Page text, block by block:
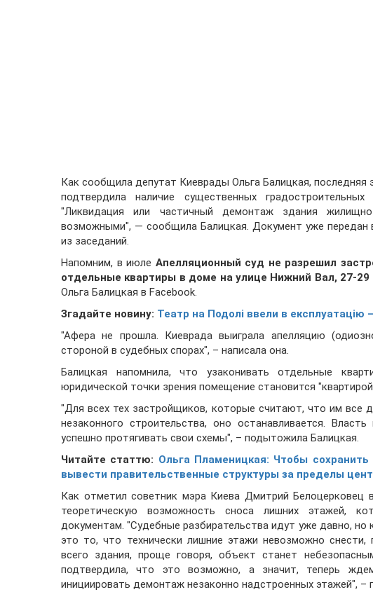
Как сообщила депутат Киеврады Ольга Балицкая, последняя
подтвердила наличие существенных
"Ликвидация или частичный демонтаж здания
возможными", — сообщила Балицкая. Документ уже
из заседаний.
Напомним, в июле Апелляционный суд не разрешил
отдельные квартиры в доме на улице Нижний Вал, 27-29
Ольга Балицкая в Facebook.
Згадайте новину: Театр на Подолі ввели в експлуатацію
"Афера не прошла. Киеврада выиграла апелляцию
стороной в судебных спорах", – написала она.
Балицкая напомнила, что узаконивать отдельные
юридической точки зрения помещение становится
"Для всех тех застройщиков, которые считают, что им все
незаконного строительства, оно останавливается.
успешно протягивать свои схемы", – подытожила Балицкая.
Читайте статтю: Ольга Пламеницкая: Чтобы
вывести правительственные структуры за пределы
Как отметил советник мэра Киева Дмитрий Белоцерковец
теоретическую возможность сноса лишних этажей,
документам. "Судебные разбирательства идут уже давно,
это то, что технически лишние этажи невозможно снести,
всего здания, проще говоря, объект станет
подтвердила, что это возможно, а значит, теперь
инициировать демонтаж незаконно надстроенных этажей", –